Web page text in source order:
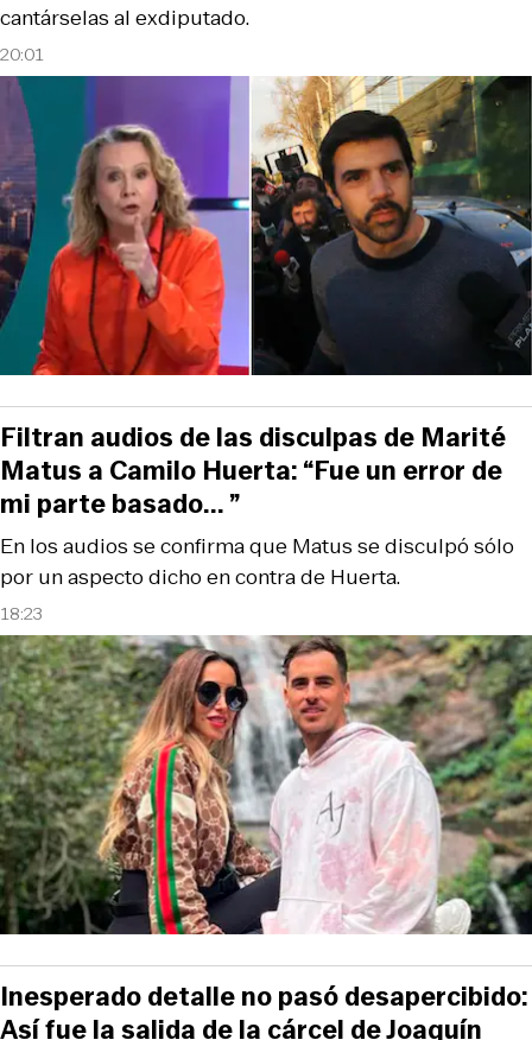
20:01
cantárselas al exdiputado.
18:23
En los audios se confirma que Matus se disculpó sólo
por un aspecto dicho en contra de Huerta.
Filtran audios de las disculpas de Marité
Matus a Camilo Huerta: “Fue un error de
mi parte basado... ”
Inesperado detalle no pasó desapercibido:
Así fue la salida de la cárcel de Joaquín